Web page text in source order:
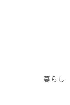
暮らし